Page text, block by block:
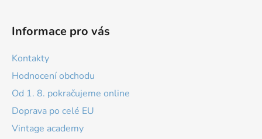
Informace pro vás
Kontakty
Hodnocení obchodu
Od 1. 8. pokračujeme online
Doprava po celé EU
Vintage academy